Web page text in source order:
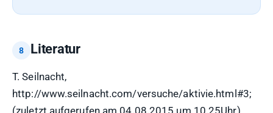
Literatur
T. Seilnacht,
http://www.seilnacht.com/versuche/aktivie.html#3;
(zuletzt aufgerufen am 04.08.2015 um 10.25Uhr)